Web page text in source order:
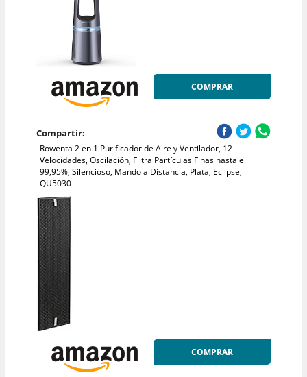
COMPRAR
Compartir:
Rowenta 2 en 1 Purificador de Aire y Ventilador, 12
Velocidades, Oscilación, Filtra Partículas Finas hasta el
99,95%, Silencioso, Mando a Distancia, Plata, Eclipse,
QU5030
COMPRAR